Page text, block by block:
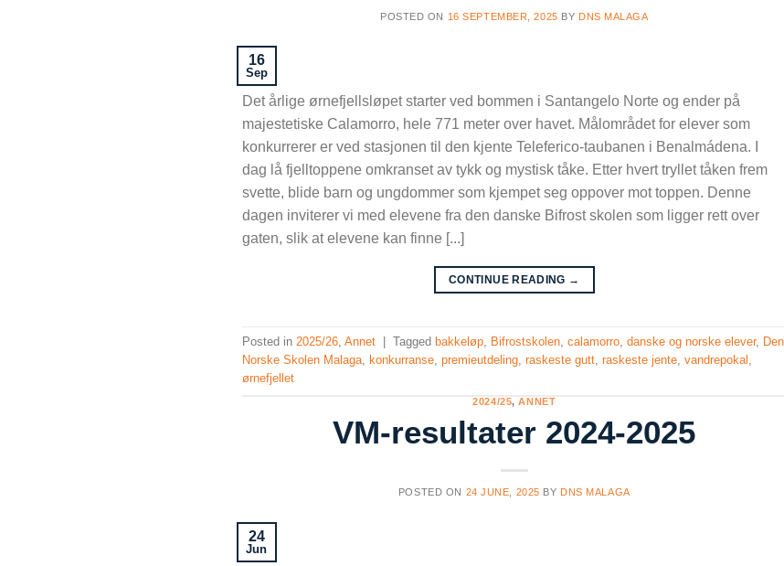
POSTED ON 16 SEPTEMBER, 2025 BY DNS MALAGA
16
Sep
Det årlige ørnefjellsløpet starter ved bommen i Santangelo Norte og ender på
majestetiske Calamorro, hele 771 meter over havet. Målområdet for elever som
konkurrerer er ved stasjonen til den kjente Teleferico-taubanen i Benalmádena. I
dag lå fjelltoppene omkranset av tykk og mystisk tåke. Etter hvert tryllet tåken frem
svette, blide barn og ungdommer som kjempet seg oppover mot toppen. Denne
dagen inviterer vi med elevene fra den danske Bifrost skolen som ligger rett over
gaten, slik at elevene kan finne [...]
CONTINUE READING →
Posted in 2025/26 ,Annet Tagged bakkeløp Bifrostskolen ,calamorro ,danske og norske elever, Den
Norske Skolen Malaga
konkurranse ,premieutdeling ,raskeste gutt ,raskeste jente ,vandrepokal
ørnefjellet
2024/25,ANNET
VM-resultater 2024-2025
POSTED ON 24 JUNE, 2025 BY DNS MALAGA
24
Jun